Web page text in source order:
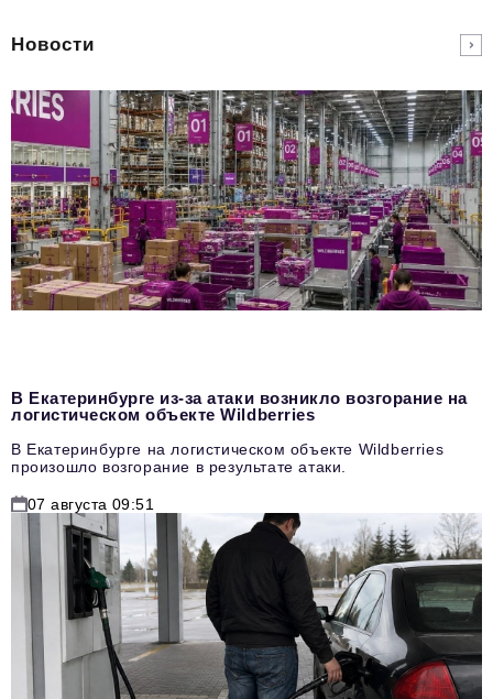
Новости
В Екатеринбурге из-за атаки возникло возгорание на
логистическом объекте Wildberries
В Екатеринбурге на логистическом объекте Wildberries
произошло возгорание в результате атаки.
07 августа 09:51